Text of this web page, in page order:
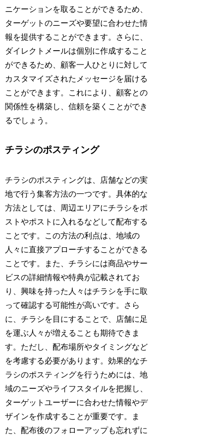
ニケーションを取ることができるため、
ターゲットのニーズや要望に合わせた情
報を提供することができます。さらに、
ダイレクトメールは個別に作成すること
ができるため、顧客一人ひとりに対して
カスタマイズされたメッセージを届ける
ことができます。これにより、顧客との
関係性を構築し、信頼を築くことができ
るでしょう。
チラシのポスティング
チラシのポスティングは、店舗などの実
地で行う集客方法の一つです。具体的な
方法としては、周辺エリアにチラシをポ
ストやポストに入れるなどして配布する
ことです。この方法の利点は、地域の
人々に直接アプローチすることができる
ことです。また、チラシには商品やサー
ビスの詳細情報や特典が記載されてお
り、興味を持った人々はチラシを手に取
って確認する可能性が高いです。さら
に、チラシを目にすることで、店舗に足
を運ぶ人々が増えることも期待できま
す。ただし、配布場所やタイミングなど
を考慮する必要があります。効果的なチ
ラシのポスティングを行うためには、地
域のニーズやライフスタイルを把握し、
ターゲットユーザーに合わせた情報やデ
ザインを作成することが重要です。ま
た、配布後のフォローアップも忘れずに